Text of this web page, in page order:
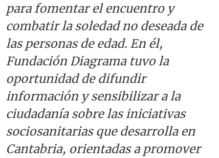
para fomentar el encuentro y
combatir la soledad no deseada de
las personas de edad. En él,
Fundación Diagrama tuvo la
oportunidad de difundir
información y sensibilizar a la
ciudadanía sobre las iniciativas
sociosanitarias que desarrolla en
Cantabria, orientadas a promover